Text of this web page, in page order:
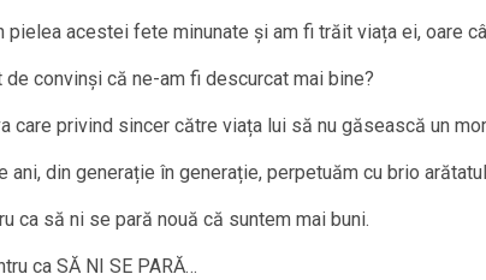
pielea acestei fete minunate și am fi trăit viața ei, oare
de convinși că ne-am fi descurcat mai bine?
care privind sincer către viața lui să nu găsească un
ani, din generație în generație, perpetuăm cu brio
ca să ni se pară nouă că suntem mai buni.
ca SĂ NI SE PARĂ…